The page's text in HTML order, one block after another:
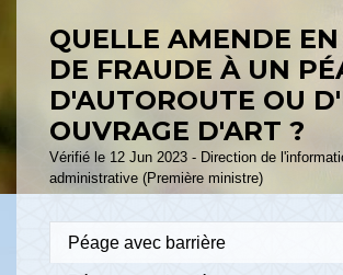
QUELLE AMENDE EN
DE FRAUDE À UN
D'AUTOROUTE OU
OUVRAGE D'ART ?
Vérifié le 12 Jun 2023 - Direction de
administrative (Première ministre)
Péage avec barrière